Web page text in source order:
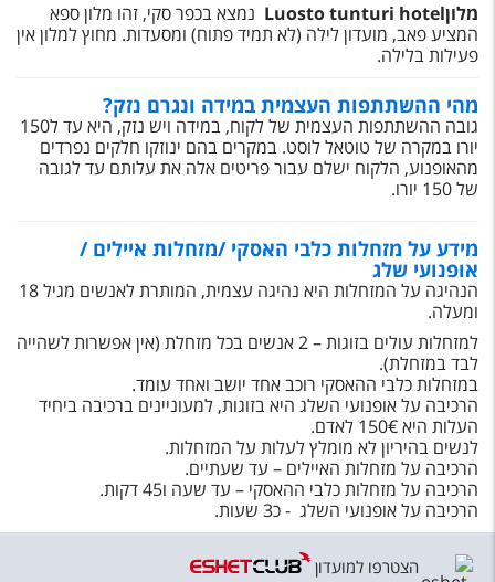
עקבו אחרינו
מלוןLuosto tunturi hotel נמצא בכפר סקי, זהו מלון ספא
המציע פאב, מועדון לילה (לא תמיד פתוח) ומסעדות. מחוץ למלון אין
פעילות בלילה.
מהי ההשתתפות העצמית במידה ונגרם נזק?
גובה ההשתתפות העצמית של לקוח, במידה ויש נזק, היא עד ל150
יורו במקרה של טוטאל לוסט. במקרים בהם ינוזקו חלקים נפרדים
מהאופנוע, הלקוח ישלם עבור פריטים אלה את עלותם עד לגובה
של 150 יורו.
מידע על מזחלות כלבי האסקי /מזחלות איילים /
אופנועי שלג
הנהיגה על המזחלות היא נהיגה עצמית, המותרת לאנשים מגיל 18
ומעלה.
למזחלות עולים בזוגות – 2 אנשים בכל מזחלת (אין אפשרות לשהייה
לבד במזחלת).
במזחלות כלבי ההאסקי רוכב אחד יושב ואחד עומד.
הרכיבה על אופנועי השלג היא בזוגות, למעוניינים ברכיבה ביחיד
העלות היא 150€ לאדם.
לנשים בהיריון לא מומלץ לעלות על המזחלות.
הרכיבה על מזחלות האיילים – עד שעתיים.
הרכיבה על מזחלות כלבי ההאסקי – עד שעה ו45 דקות.
הרכיבה על אופנועי השלג - כ3 שעות.
הצטרפו למועדון